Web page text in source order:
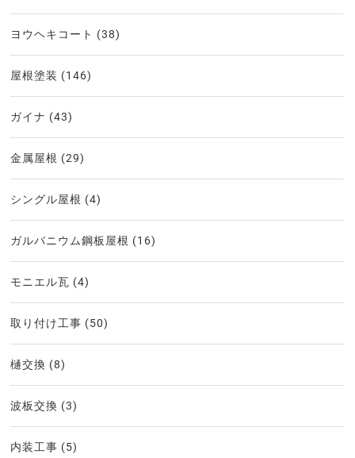
ヨウヘキコート (38)
屋根塗装 (146)
ガイナ (43)
金属屋根 (29)
シングル屋根 (4)
ガルバニウム鋼板屋根 (16)
モニエル瓦 (4)
取り付け工事 (50)
樋交換 (8)
波板交換 (3)
内装工事 (5)